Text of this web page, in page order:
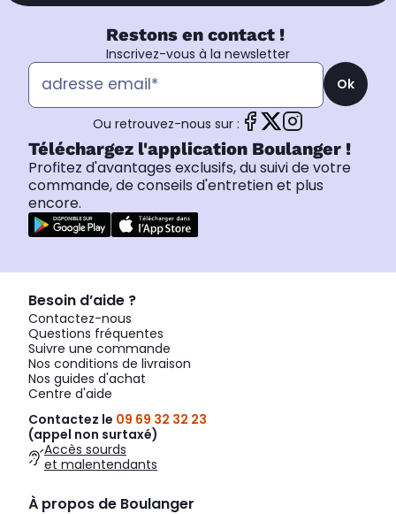
Restons en contact !
Inscrivez-vous à la newsletter
Ok
Ou retrouvez-nous sur :
Téléchargez l'application Boulanger !
Profitez d'avantages exclusifs, du suivi de votre
commande, de conseils d'entretien et plus
encore.
Besoin d’aide ?
Contactez-nous
Questions fréquentes
Suivre une commande
Nos conditions de livraison
Nos guides d'achat
Centre d'aide
Contactez le 09 69 32 32 23
(appel non surtaxé)
Accès sourds
et malentendants
À propos de Boulanger